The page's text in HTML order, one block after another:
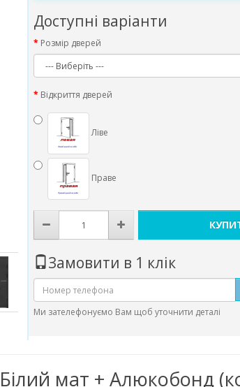
Доступні варіанти
Розмір дверей
Відкриття дверей
Ліве
Праве
Замовити в 1 клік
Ми зателефонуємо Вам щоб уточнити деталі
мат + Алюкобонд